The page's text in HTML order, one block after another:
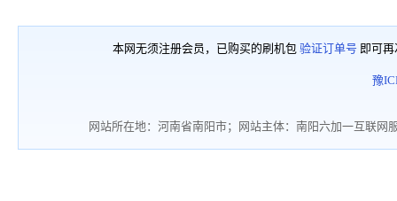
本网无须注册会员，已购买的刷机包 验证订单号 即可
豫
网站所在地：河南省南阳市；网站主体：南阳六加一互联